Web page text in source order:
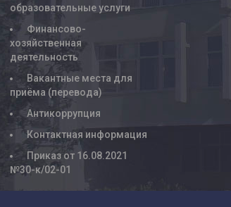
образовательные услуги
Финансово-
хозяйственная
деятельность
Вакантные места для
приёма (перевода)
Антикоррупция
Контактная информация
Приказ от 16.08.2021
№30-к/02-01